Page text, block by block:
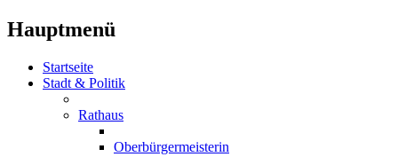
Hauptmenü
Startseite
Stadt & Politik
Rathaus
Oberbürgermeisterin